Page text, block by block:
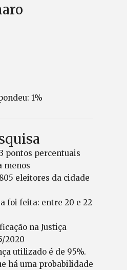
1%
pontos percentuais
menos
eleitores da cidade
foi feita: entre 20 e 22
na Justiça
2020
utilizado é de 95%.
há uma probabilidade